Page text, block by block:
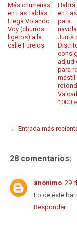
Más churrerías
en Las Tablas:
Llega Volando
Voy (churros
ligeros) a la
calle Furelos
Habrá
en
para
Junta
para
mástil
1000
← Entrada más
28 comentarios:
anónimo 29
Lo de éste
Responder